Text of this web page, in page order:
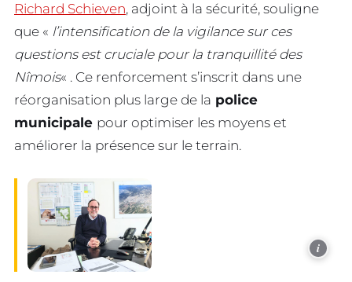
Richard Schieven, adjoint à la sécurité, souligne
que « l’intensification de la vigilance sur ces
questions est cruciale pour la tranquillité des
Nîmois« . Ce renforcement s’inscrit dans une
réorganisation plus large de la police
municipale pour optimiser les moyens et
améliorer la présence sur le terrain.
i